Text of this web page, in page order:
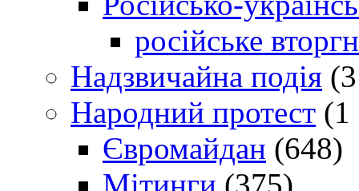
російське
Надзвичайна подія
Народний протест (1
Євромайдан (648)
Мітинги (375)